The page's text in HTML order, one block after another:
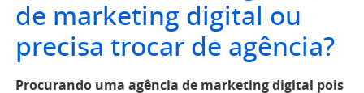
de marketing digital ou
precisa trocar de agência?
Procurando uma agência de marketing digital pois